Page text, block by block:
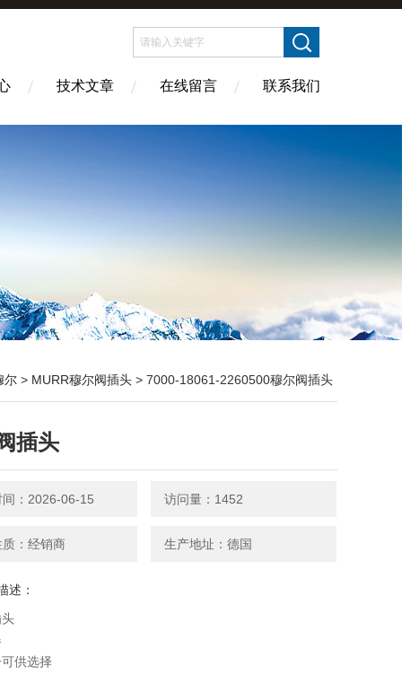
技术文章 在线留言 联系我们
尔 > MURR穆尔阀插头 > 7000-18061-2260500穆尔阀插头
插头
间：2026-06-15 访问量：1452
：经销商 生产地址：德国
述：
供选择